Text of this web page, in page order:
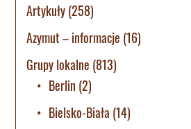
Artykuły(258)
Azymut – informacje (16)
Grupy lokalne (813)
Berlin (2)
Bielsko-Biała (14)